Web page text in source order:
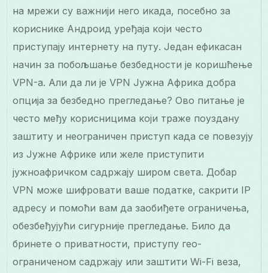
на мрежи су важнији него икада, посебно за
кориснике Андроид уређаја који често
приступају интернету на путу. Један ефикасан
начин за побољшање безбедности је коришћење
VPN-а. Али да ли је VPN Јужна Африка добра
опција за безбедно прегледање? Ово питање је
често међу корисницима који траже поуздану
заштиту и неограничен приступ када се повезују
из Јужне Африке или желе приступити
јужноафричком садржају широм света. Добар
VPN може шифровати ваше податке, сакрити IP
адресу и помоћи вам да заобиђете ограничења,
обезбеђујући сигурније прегледање. Било да
бринете о приватности, приступу гео-
ограниченом садржају или заштити Wi-Fi веза,